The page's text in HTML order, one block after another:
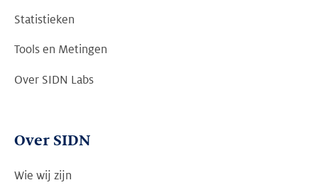
Statistieken
Tools en Metingen
Over SIDN Labs
Over SIDN
Wie wij zijn